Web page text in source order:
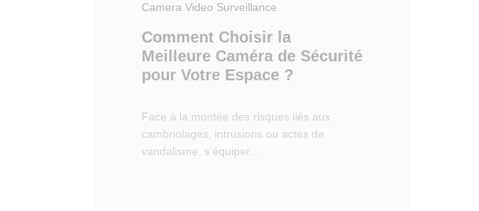
Camera Video Surveillance
Comment Choisir la
Meilleure Caméra de Sécurité
pour Votre Espace ?
Face à la montée des risques liés aux
cambriolages, intrusions ou actes de
vandalisme, s’équiper…